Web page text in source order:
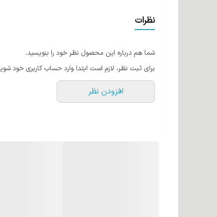
نظرات
شما هم درباره این محصول نظر خود را بنویسید.
برای ثبت نظر، لازم است ابتدا وارد حساب کاربری خود
افزودن نظر